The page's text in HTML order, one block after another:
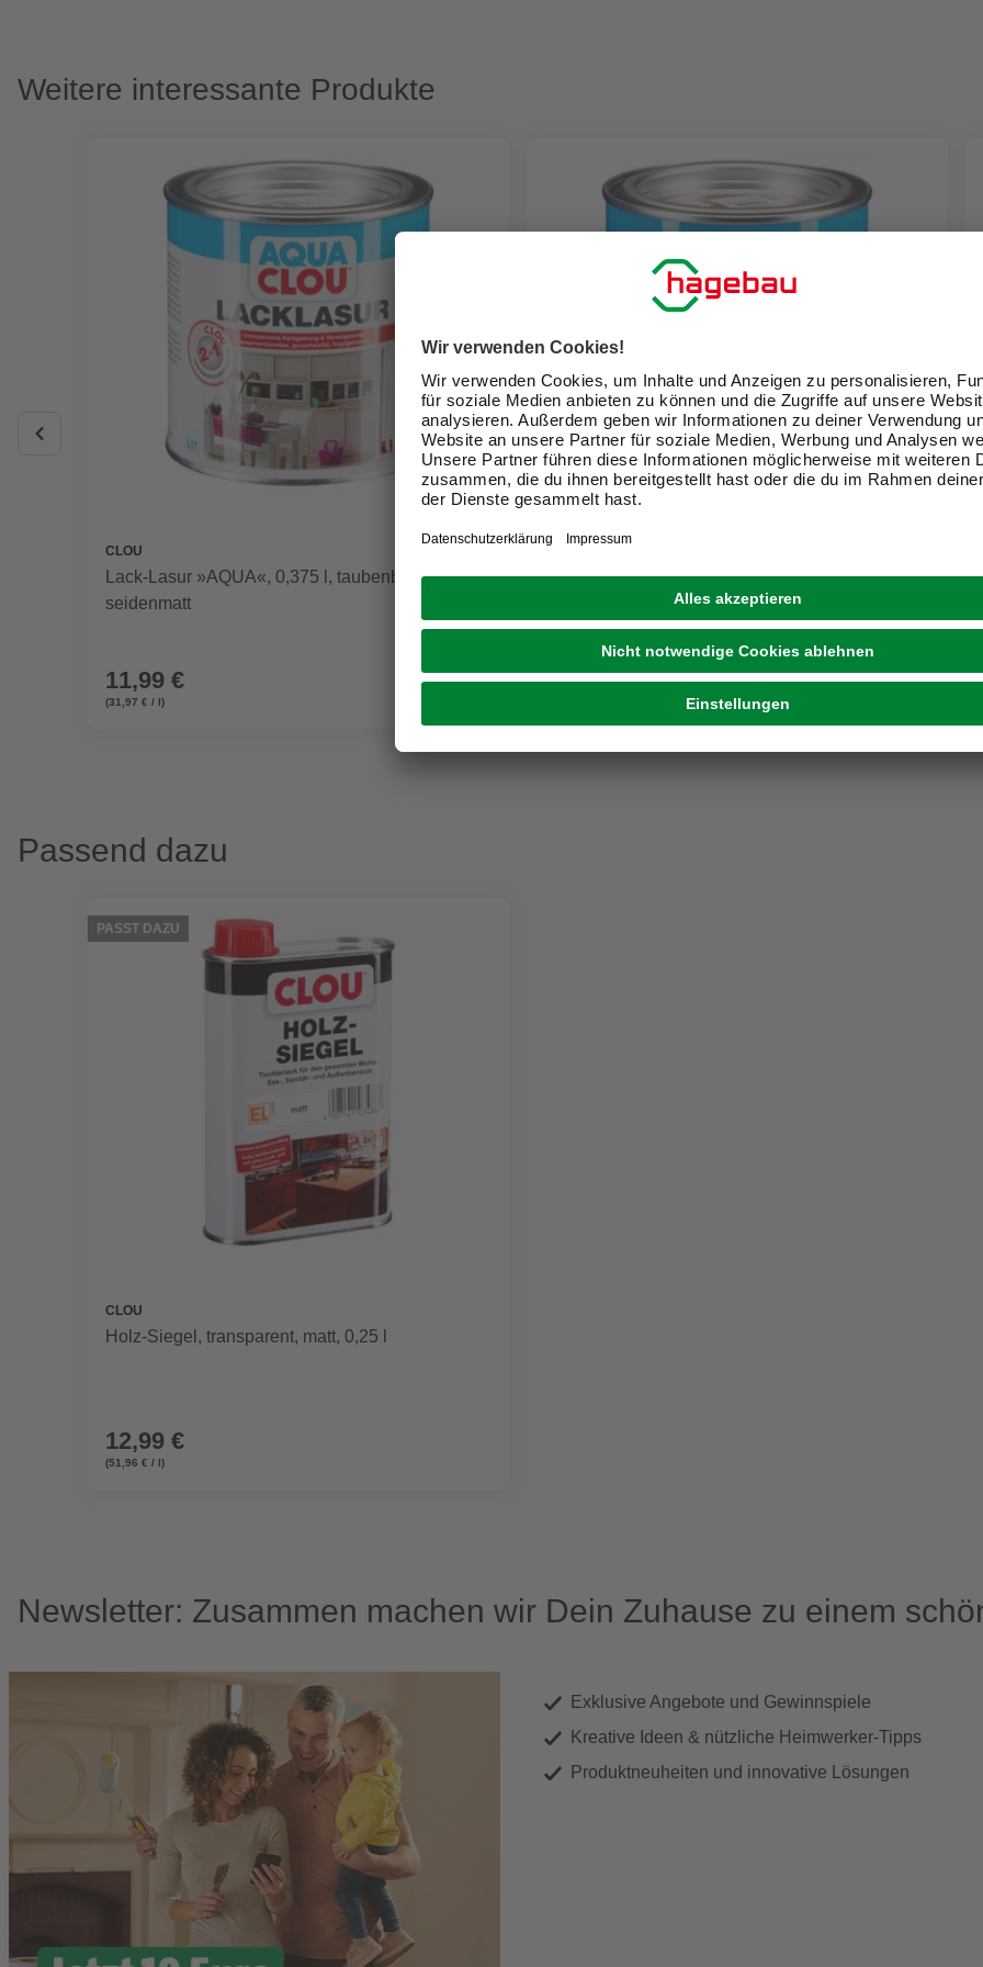
Weitere interessante Produkte
CLOU
Lack-Lasur »AQUA«, 0,375 l, taubenblau,
seidenmatt
11,99 €
(31,97 € / l)
Lack-Lasur »AQUA«, 0,375 l, mahagonibraun,
11,99 €
Passend dazu
PASST DAZU
CLOU
Holz-Siegel, transparent, matt, 0,25 l
12,99 €
(51,96 € / l)
Newsletter: Zusammen machen wir Dein Zuhause zu einem
Exklusive Angebote und Gewinnspiele
Kreative Ideen & nützliche Heimwerker-Tipps
Produktneuheiten und innovative Lösungen